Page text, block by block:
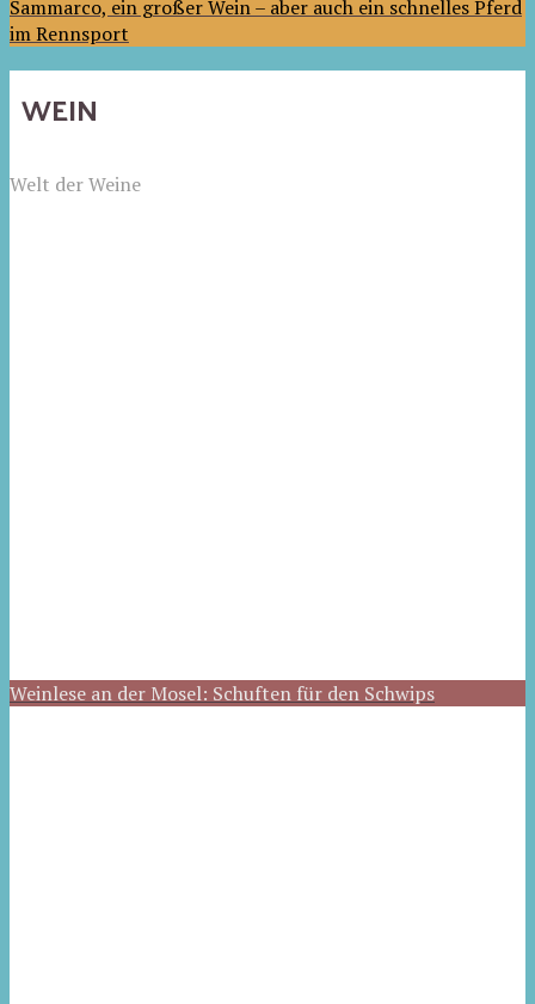
Sammarco, ein großer Wein – aber auch ein schnelles Pferd
im Rennsport
WEIN
Welt der Weine
Weinlese an der Mosel: Schuften für den Schwips